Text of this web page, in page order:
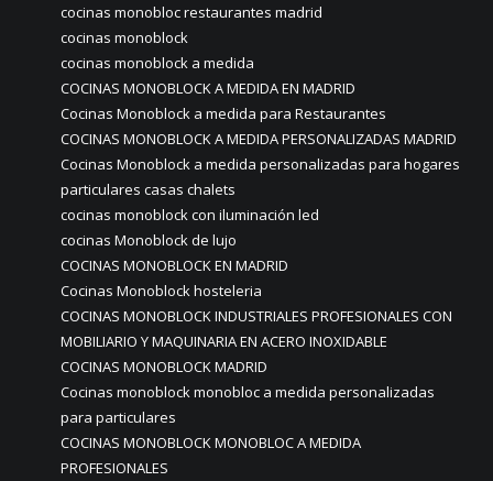
cocinas monobloc restaurantes madrid
cocinas monoblock
cocinas monoblock a medida
COCINAS MONOBLOCK A MEDIDA EN MADRID
Cocinas Monoblock a medida para Restaurantes
COCINAS MONOBLOCK A MEDIDA PERSONALIZADAS MADRID
Cocinas Monoblock a medida personalizadas para hogares
particulares casas chalets
cocinas monoblock con iluminación led
cocinas Monoblock de lujo
COCINAS MONOBLOCK EN MADRID
Cocinas Monoblock hosteleria
COCINAS MONOBLOCK INDUSTRIALES PROFESIONALES CON
MOBILIARIO Y MAQUINARIA EN ACERO INOXIDABLE
COCINAS MONOBLOCK MADRID
Cocinas monoblock monobloc a medida personalizadas
para particulares
COCINAS MONOBLOCK MONOBLOC A MEDIDA
PROFESIONALES